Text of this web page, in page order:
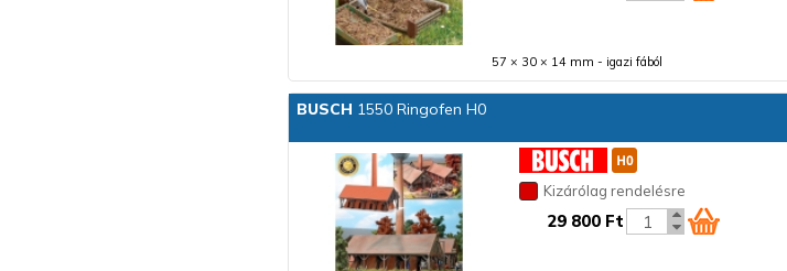
57 × 30 × 14 mm - igazi fából
BUSCH 1550 Ringofen H0
Kizárólag rendelésre
29 800 Ft